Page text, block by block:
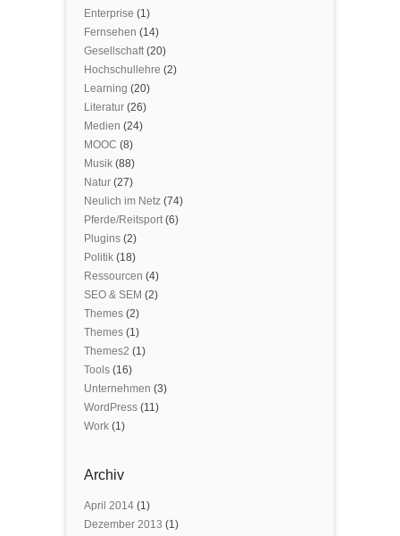
Enterprise (1)
Fernsehen (14)
Gesellschaft(20)
Hochschullehre (2)
Learning (20)
Literatur (26)
Medien (24)
MOOC (8)
Musik (88)
Natur (27)
Neulich im Netz (74)
Pferde/Reitsport(6)
Plugins (2)
Politik (18)
Ressourcen (4)
SEO & SEM (2)
Themes (2)
Themes (1)
Themes2 (1)
Tools (16)
Unternehmen (3)
WordPress (11)
Work (1)
Archiv
April 2014 (1)
Dezember 2013 (1)